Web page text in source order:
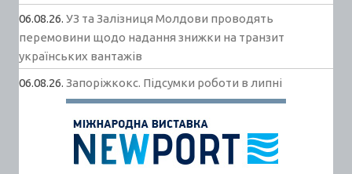
06.08.26. УЗ та Залізниця Молдови проводять
перемовини щодо надання знижки на транзит
українських вантажів
06.08.26. Запоріжкокс. Підсумки роботи в липні